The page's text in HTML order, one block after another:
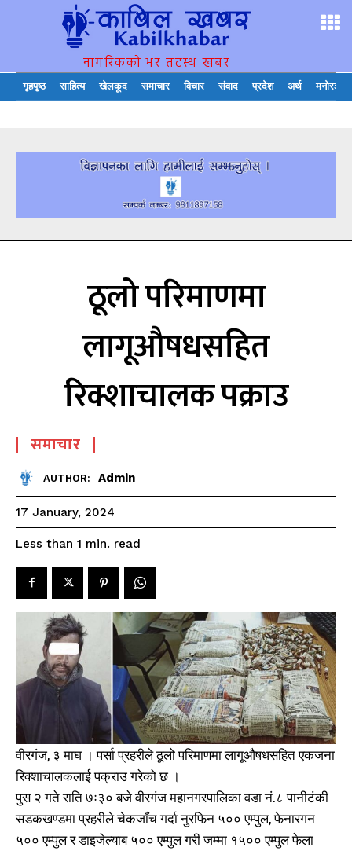
नागरिकको भर तटस्थ खबर
गृहपृष्ठ साहित्य खेलकूद समाचार विचार संवाद प्रदेश अर्थ मनोरञ्जन
ठूलो परिमाणमा
लागूऔषधसहित
रिक्शाचालक पक्राउ
समाचार
AUTHOR: Admin
17 January, 2024
Less than 1 min. read
वीरगंज, ३ माघ । पर्सा प्रहरीले ठूलो परिमाणमा लागूऔषधसहित एकजना
रिक्शाचालकलाई पक्राउ गरेको छ ।
पुस २ गते राति ७ः३० बजे वीरगंज महानगरपालिका वडा नं.८ पानीटंकी
सडकखण्डमा प्रहरीले चेकजाँच गर्दा नुरफिन ५०० एम्पुल, फेनारगन
५०० एम्पुल र डाइजेल्याब ५०० एम्पुल गरी जम्मा १५०० एम्पुल फेला